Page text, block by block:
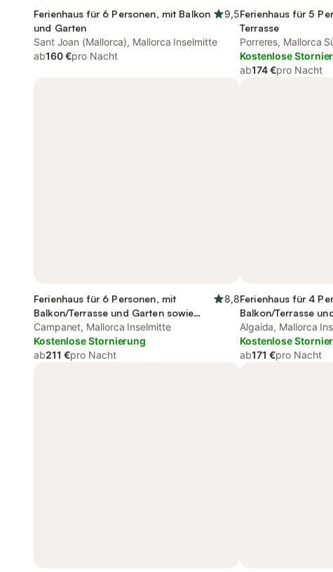
Ferienhaus für 6 Personen, mit Balkon
und Garten
9,5
Sant Joan (Mallorca), Mallorca Inselmitte
ab160 €pro Nacht
Ferienhaus für 5
Terrasse
Porreres, Mallorca
Kostenlose
ab174 €pro Nacht
Ferienhaus für 6 Personen, mit
Balkon/Terrasse und Garten sowie
Pool
8,8
Campanet, Mallorca Inselmitte
Kostenlose Stornierung
ab211 €pro Nacht
Ferienhaus für 4
Balkon/Terrasse
Algaida, Mallorca
Kostenlose
ab171 €pro Nacht